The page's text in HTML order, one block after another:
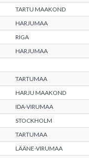
TARTU MAAKOND
HARJUMAA
RIGA
HARJUMAA
TARTUMAA
HARJU MAAKOND
IDA-VIRUMAA
STOCKHOLM
TARTUMAA
LÄÄNE-VIRUMAA